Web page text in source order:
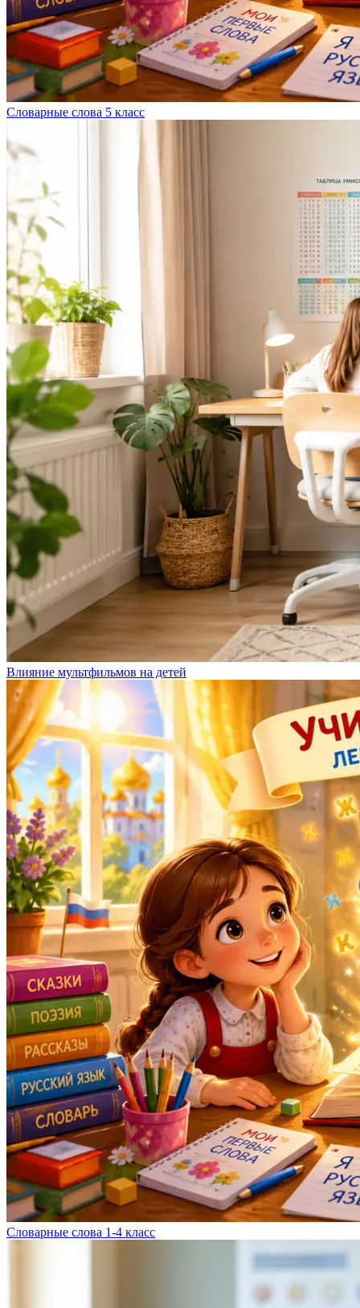
Словарные слова 5 класс
Влияние мультфильмов на детей
Словарные слова 1-4 класс